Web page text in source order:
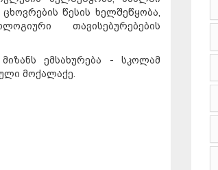
წესის ხელშეწყობა,
თავისებურებების
ემსახურება - სკოლამ
მოქალაქე.